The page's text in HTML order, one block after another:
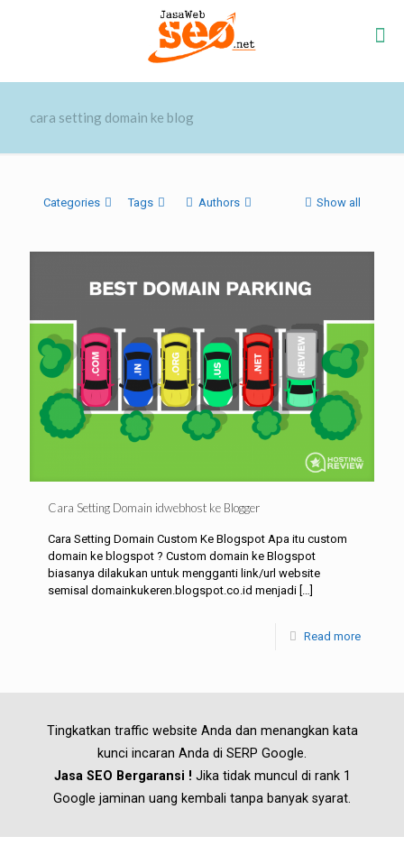
cara setting domain ke blog
Categories Tags Authors Show all
Cara Setting Domain idwebhost ke Blogger
Cara Setting Domain Custom Ke Blogspot Apa itu custom
domain ke blogspot ? Custom domain ke Blogspot
biasanya dilakukan untuk mengganti link/url website
semisal domainkukeren.blogspot.co.id menjadi […]
Read more
Tingkatkan traffic website Anda dan menangkan kata
kunci incaran Anda di SERP Google.
Jasa SEO Bergaransi ! Jika tidak muncul di rank 1
Google jaminan uang kembali tanpa banyak syarat.